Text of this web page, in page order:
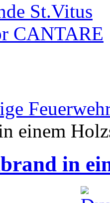
St.Vitus
CANTARE
einem
in